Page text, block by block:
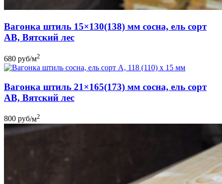
Вагонка штиль 15×130(138) мм сосна, ель сорт
AB, Вятский лес
680 руб/м2
Вагонка штиль 21×165(173) мм сосна, ель сорт
AB, Вятский лес
800 руб/м2